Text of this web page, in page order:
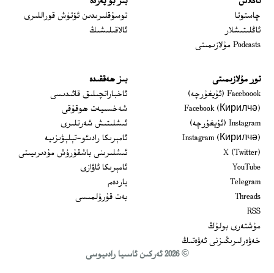
چاستوتا
ئاڭلىتىشلار
Podcasts مۇلازىمىتى
توسۇقلىرىدىن ئۆتۈش قوراللىرى
ئالاقىلىشىڭ
تور مۇلازىمىتى
Faceboook (ئۇيغۇرچە)
Opens in new window
Facebook (Кирилчә)
Opens in new window
Instagram (ئۇيغۇرچە)
Opens in new window
Instagram (Кирилчә)
Opens in new window
X (Twitter)
YouTube
Telegram
Threads
RSS
مۇشتەرى بولۇڭ
خەۋەرلىرىڭىزنى ئەۋەتىڭ
بىز ھەققىدە
ئاخباراتچىلىق قائىدىسى
شەخسىيەت ھوقۇقى
ئىشلىتىش شەرتلىرى
ئامېرىكا رادىئو-تېلېۋىزىيە
ئىشلىرىنى باشقۇرۇش مۇدىرىيىتى
ئامېرىكا ئاۋازى
ياردەم
بەت قۇرۇلمىسى
© 2026 ئەركىن ئاسىيا رادىيوسى